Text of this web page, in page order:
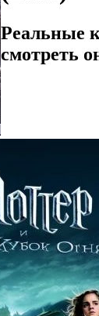
Реальные
смотреть